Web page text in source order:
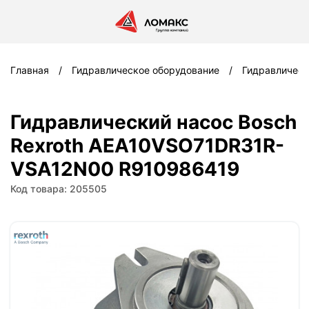
Главная Гидравлическое оборудование
Гидравлический насос Bosch
Rexroth AEA10VSO71DR31R-
VSA12N00 R910986419
Код товара: 205505